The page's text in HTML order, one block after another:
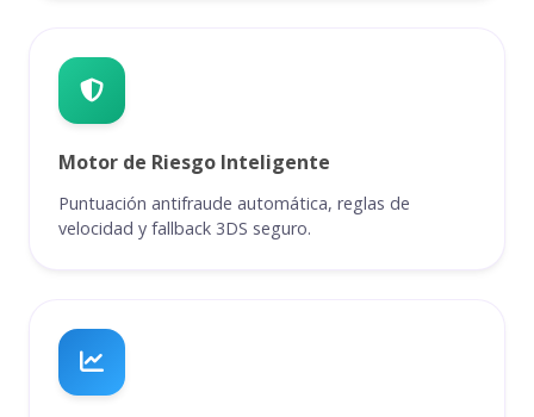
Motor de Riesgo Inteligente
Puntuación antifraude automática, reglas de
velocidad y fallback 3DS seguro.